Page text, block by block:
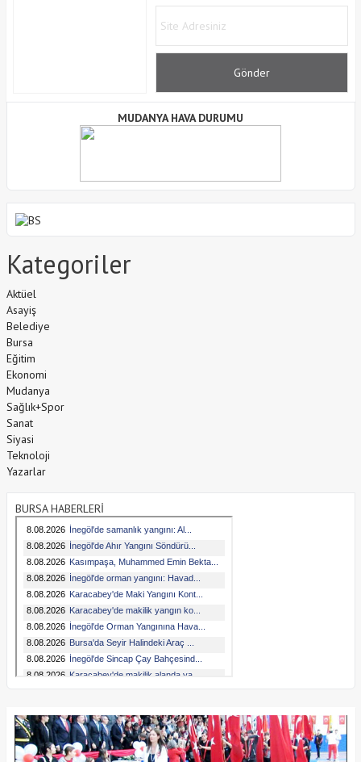
MUDANYA HAVA DURUMU
Kategoriler
Aktüel
Asayiş
Belediye
Bursa
Eğitim
Ekonomi
Mudanya
Sağlık+Spor
Sanat
Siyasi
Teknoloji
Yazarlar
BURSA HABERLERİ